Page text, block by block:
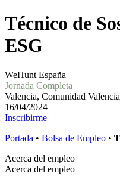
Técnico de
ESG
WeHunt España
Jornada Completa
Valencia, Comunidad
16/04/2024
Inscribirme
Portada • Bolsa de Empleo •
Acerca del empleo
Acerca del empleo